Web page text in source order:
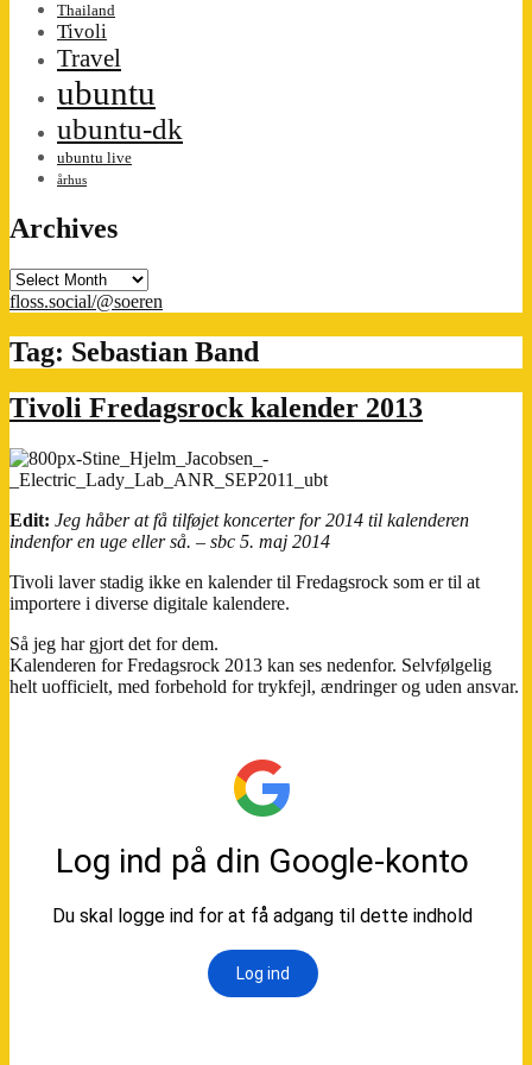
Thailand
Tivoli
Travel
ubuntu
ubuntu-dk
ubuntu live
århus
Archives
Archives
floss.social/@soeren
Tag: Sebastian Band
Tivoli Fredagsrock kalender 2013
Edit: Jeg håber at få tilføjet koncerter for 2014 til kalenderen
indenfor en uge eller så. – sbc 5. maj 2014
Tivoli laver stadig ikke en kalender til Fredagsrock som er til at
importere i diverse digitale kalendere.
Så jeg har gjort det for dem.
Kalenderen for Fredagsrock 2013 kan ses nedenfor. Selvfølgelig
helt uofficielt, med forbehold for trykfejl, ændringer og uden ansvar.